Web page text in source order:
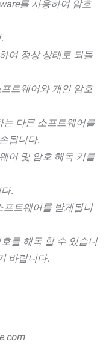
를 사용하여 암호
여 정상 상태로 되돌
트웨어와 개인 암호
는 다른 소프트웨어를
됩니다.
어 및 암호 해독 키를
.
프트웨어를 받게됩니
를 해독 할 수 있습니
바랍니다.